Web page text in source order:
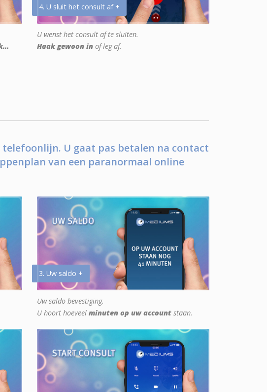
4. U sluit het consult af +
U wenst het consult af te sluiten.
Haak gewoon in of leg af.
U gaat pas betalen na contact
van een paranormaal online
3. Uw saldo +
Uw saldo bevestiging.
U hoort hoeveel minuten op uw account staan.